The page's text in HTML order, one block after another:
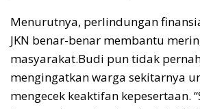
Menurutnya, perlindungan
JKN benar-benar membantu
masyarakat.Budi pun tidak
mengingatkan warga sekitarnya
mengecek keaktifan kepesertaan.